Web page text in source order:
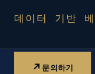
데이터 기반
↗ 문의하기